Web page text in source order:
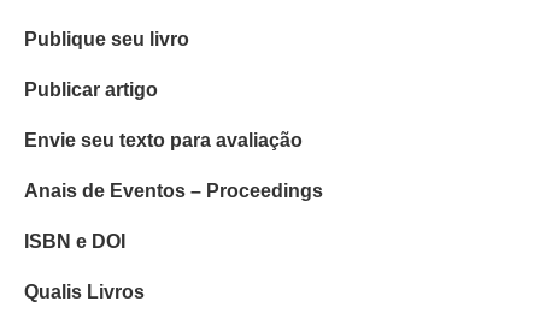
Publique seu livro
Publicar artigo
Envie seu texto para avaliação
Anais de Eventos – Proceedings
ISBN e DOI
Qualis Livros